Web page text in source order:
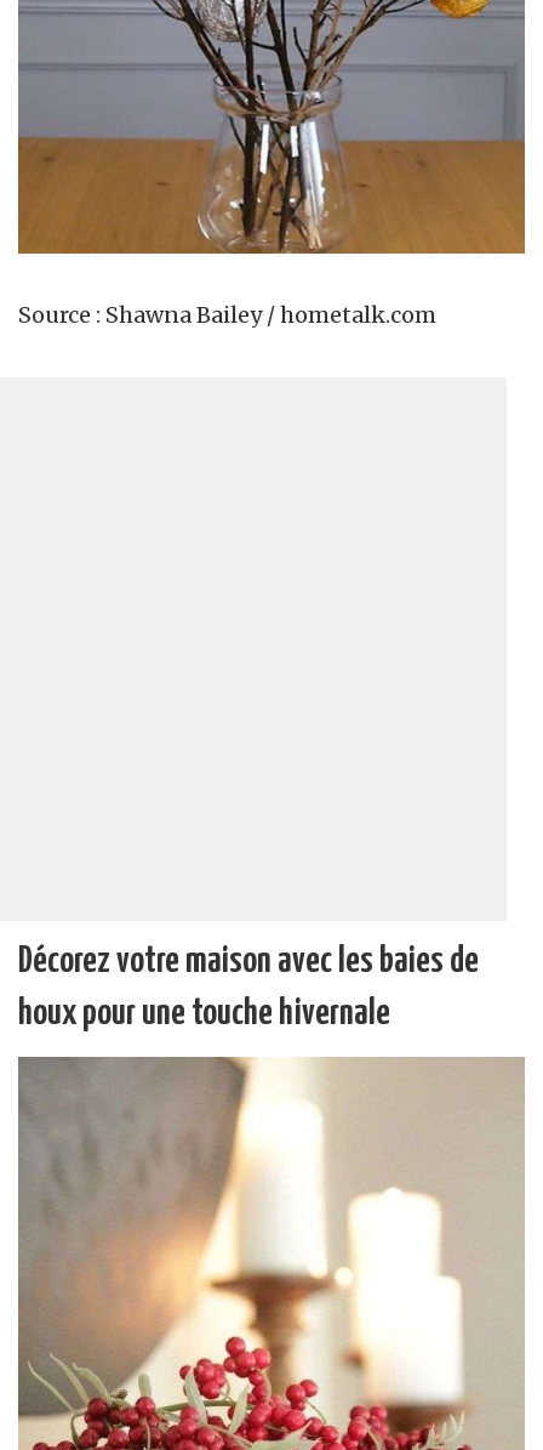
Source : Shawna Bailey / hometalk.com
Décorez votre maison avec les baies de
houx pour une touche hivernale